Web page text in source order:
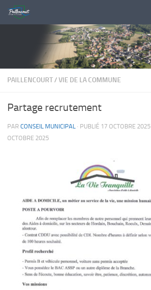
Skip to content
PAILLENCOURT/VIE DE LA COMMUNE
Partage recrutement
PAR CONSEIL MUNICIPAL · PUBLIÉ 17 OCTOBRE 2025
OCTOBRE 2025